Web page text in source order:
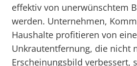
effektiv von unerwünschtem
werden. Unternehmen,
Haushalte profitieren von
Unkrautentfernung, die nicht
Erscheinungsbild verbessert,